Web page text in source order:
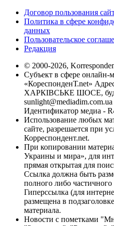
Договор пользования
Политика в сфере
данных
Пользовательское
Редакция
© 2000-2026,
Субъект в сфере онлайн-
«КореспонденТ.net»
ХАРКІВСЬКЕ ШОСЕ,
sunlight@mediadim.com.ua
Идентификатор медиа -
Использование любых
сайте, разрешается при
Корреспондент.net.
При копировании
Украины и мира», для
прямая открытая для
Ссылка должна быть
полного либо
Гиперссылка (для
размещена в
материала.
Новости с пометками